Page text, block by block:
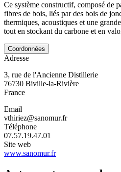
Ce système constructif, composé de
fibres de bois, liés par des bois de
thermiques, acoustiques et une
tout en stockant du carbone et en
Coordonnées
Adresse
3, rue de l'Ancienne Distillerie
76730 Biville-la-Rivière
France
Email
vthiriez@sanomur.fr
Téléphone
07.57.19.47.01
Site web
www.sanomur.fr